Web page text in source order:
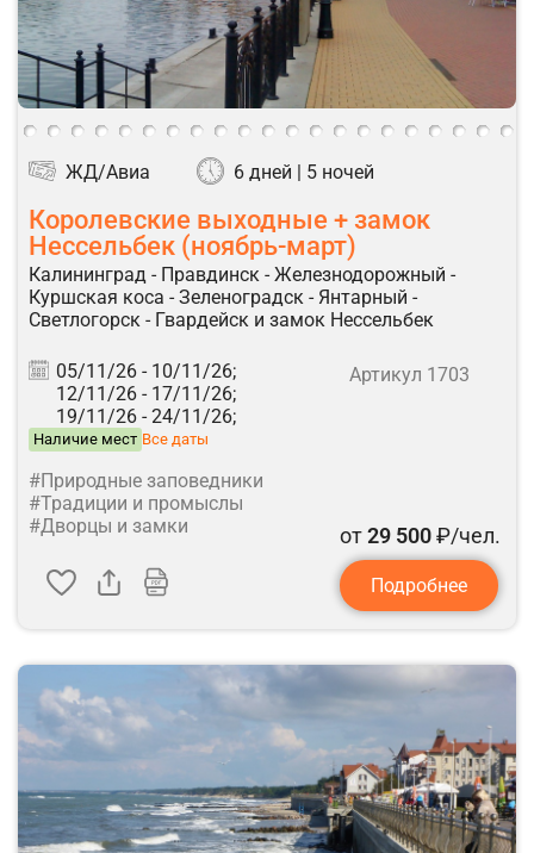
ЖД/Авиа 6 дней | 5 ночей
Королевские выходные + замок
Нессельбек (ноябрь-март)
Калининград - Правдинск - Железнодорожный -
Куршская коса - Зеленоградск - Янтарный -
Светлогорск - Гвардейск и замок Нессельбек
05/11/26 - 10/11/26;
12/11/26 - 17/11/26;
19/11/26 - 24/11/26;
Наличие мест Все даты
Артикул 1703
#Природные заповедники
#Традиции и промыслы
#Дворцы и замки
от29 500₽/чел.
Подробнее